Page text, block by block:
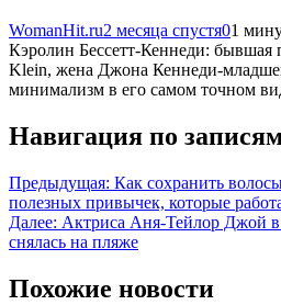
WomanHit.ru2 месяца спустя01
Кэролин Бессетт-Кеннеди: бывшая
Klein, жена Джона Кеннеди-
минимализм в его самом точном
Навигация по
Предыдущая: Как сохранить
полезных привычек, которые
Далее: Актриса Аня-Тейлор Джой в
снялась на пляже
Похожие новости